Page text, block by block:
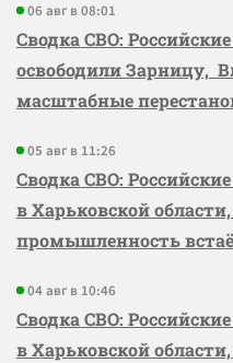
06 авг в 08:01
Сводка СВО:
освободили Зарницу,
масштабные
05 авг в 11:26
Сводка СВО:
в Харьковской
промышленность
04 авг в 10:46
Сводка СВО:
в Харьковской